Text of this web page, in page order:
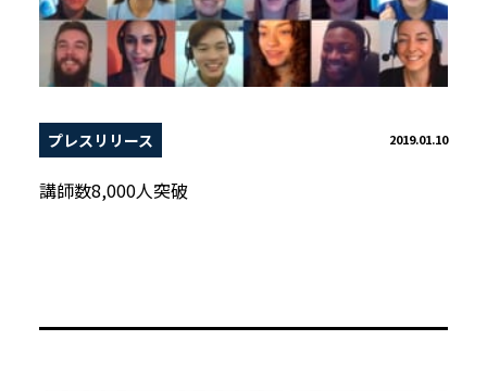
プレスリリース 2019.01.10
講師数8,000人突破